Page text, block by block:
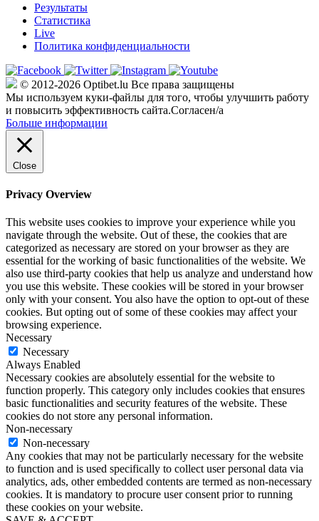
Результаты
Статистика
Live
Политика конфиденциальности
© 2012-2026 Optibet.lu Все права защищены
Мы используем куки-файлы для того, чтобы улучшить работу
и повысить эффективность сайта.Согласен/а
Больше информации
Close
Privacy Overview
This website uses cookies to improve your experience while you
navigate through the website. Out of these, the cookies that are
categorized as necessary are stored on your browser as they are
essential for the working of basic functionalities of the website. We
also use third-party cookies that help us analyze and understand how
you use this website. These cookies will be stored in your browser
only with your consent. You also have the option to opt-out of these
cookies. But opting out of some of these cookies may affect your
browsing experience.
Necessary
Necessary
Always Enabled
Necessary cookies are absolutely essential for the website to
function properly. This category only includes cookies that ensures
basic functionalities and security features of the website. These
cookies do not store any personal information.
Non-necessary
Non-necessary
Any cookies that may not be particularly necessary for the website
to function and is used specifically to collect user personal data via
analytics, ads, other embedded contents are termed as non-necessary
cookies. It is mandatory to procure user consent prior to running
these cookies on your website.